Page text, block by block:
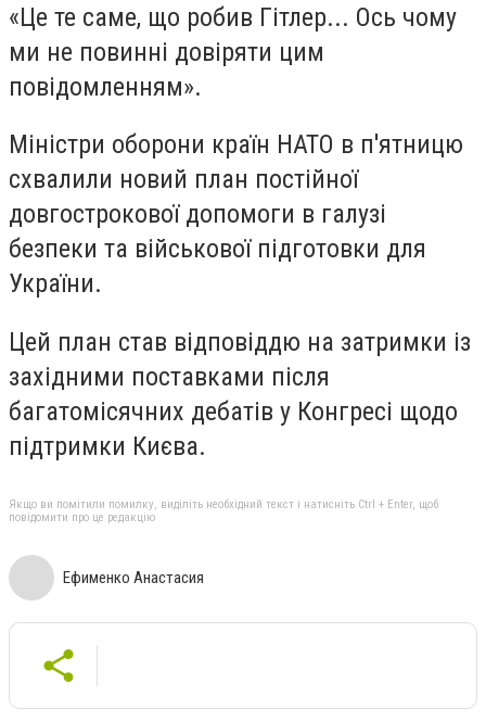
«Це те саме, що робив Гітлер... Ось чому
ми не повинні довіряти цим
повідомленням».
Міністри оборони країн НАТО в п'ятницю
схвалили новий план постійної
довгострокової допомоги в галузі
безпеки та військової підготовки для
України.
Цей план став відповіддю на затримки із
західними поставками після
багатомісячних дебатів у Конгресі щодо
підтримки Києва.
Якщо ви помітили помилку, виділіть необхідний текст і натисніть Ctrl + Enter, щоб
повідомити про це редакцію
Ефименко Анастасия